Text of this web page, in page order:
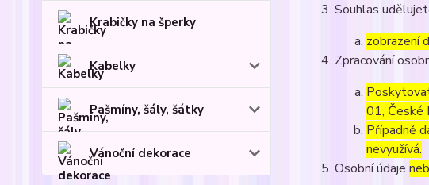
Krabičky na šperky
Kabelky
Pašmíny, šály, šátky
Vánoční dekorace
Souhlas
zobrazení
Zpracování
01, České
Případně
nevyužívá.
Osobní údaje